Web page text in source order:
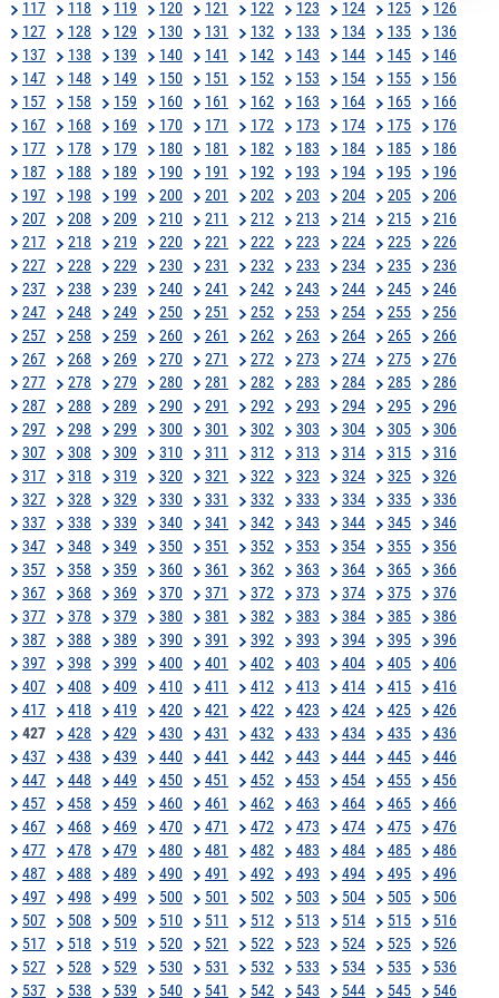
117
118 119 120 121 122 123 124 125
126
127
128 129 130 131 132 133 134 135
136
137
138 139 140 141 142 143 144 145
146
147
148 149 150 151 152 153 154 155
156
157
158 159 160 161 162 163 164 165
166
167
168 169 170 171 172 173 174 175
176
177
178 179 180 181 182 183 184 185
186
187
188 189 190 191 192 193 194 195
196
197
198 199 200 201 202 203 204 205
206
207
208 209 210 211 212 213 214 215
216
217
218 219 220 221 222 223 224 225
226
227
228 229 230 231 232 233 234 235
236
237
238 239 240 241 242 243 244 245
246
247
248 249 250 251 252 253 254 255
256
257
258 259 260 261 262 263 264 265
266
267
268 269 270 271 272 273 274 275
276
277
278 279 280 281 282 283 284 285
286
287
288 289 290 291 292 293 294 295
296
297
298 299 300 301 302 303 304 305
306
307
308 309 310 311 312 313 314 315
316
317
318 319 320 321 322 323 324 325
326
327
328 329 330 331 332 333 334 335
336
337
338 339 340 341 342 343 344 345
346
347
348 349 350 351 352 353 354 355
356
357
358 359 360 361 362 363 364 365
366
367
368 369 370 371 372 373 374 375
376
377
378 379 380 381 382 383 384 385
386
387
388 389 390 391 392 393 394 395
396
397
398 399 400 401 402 403 404 405
406
407
408 409 410 411 412 413 414 415
416
417
418 419 420 421 422 423 424 425
426
427
428 429 430 431 432 433 434 435
436
437
438 439 440 441 442 443 444 445
446
447
448 449 450 451 452 453 454 455
456
457
458 459 460 461 462 463 464 465
466
467
468 469 470 471 472 473 474 475
476
477
478 479 480 481 482 483 484 485
486
487
488 489 490 491 492 493 494 495
496
497
498 499 500 501 502 503 504 505
506
507
508 509 510 511 512 513 514 515
516
517
518 519 520 521 522 523 524 525
526
527
528 529 530 531 532 533 534 535
536
537
538 539 540 541 542 543 544 545 546